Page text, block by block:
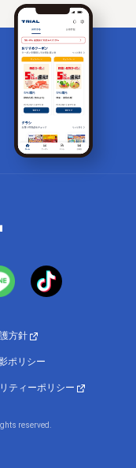
方針
ポリシー
ティーポリシー
reserved.